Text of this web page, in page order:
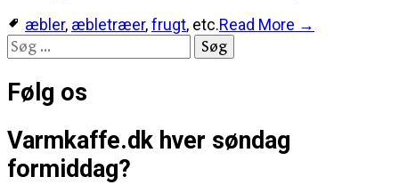
æbler, æbletræer,frugt, etc.Read More →
Søg
efter:
Følg os
Varmkaffe.dk hver søndag
formiddag?